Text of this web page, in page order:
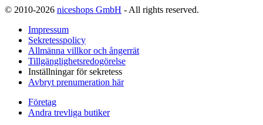
© 2010-2026 niceshops GmbH - All rights reserved.
Impressum
Sekretesspolicy
Allmänna villkor och ångerrät
Tillgänglighetsredogörelse
Inställningar för sekretess
Avbryt prenumeration här
Företag
Andra trevliga butiker